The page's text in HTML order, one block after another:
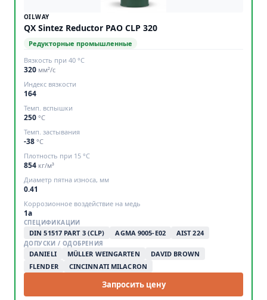
OILWAY
QX Sintez Reductor PAO CLP 320
Редукторные промышленные
Вязкость при 40 °C
320 мм²/с
Индекс вязкости
164
Темп. вспышки
250 °C
Темп. застывания
-38 °C
Плотность при 15 °C
854 кг/м³
Диаметр пятна износа, мм
0.41
Коррозионное воздействие на медь
1а
СПЕЦИФИКАЦИИ
DIN 51517 PART 3 (CLP) AGMA 9005-E02 AIST 224
ДОПУСКИ / ОДОБРЕНИЯ
DANIELI MÜLLER WEINGARTEN
DAVID BROWN
FLENDER
CINCINNATI MILACRON
Запросить цену